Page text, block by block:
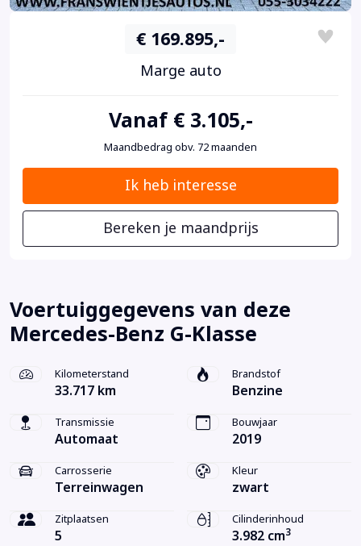
€ 169.895,-
Marge auto
Vanaf € 3.105,-
Maandbedrag obv. 72 maanden
Ik heb interesse
Bereken je maandprijs
Voertuiggegevens van deze
Mercedes-Benz G-Klasse
Kilometerstand
33.717 km
Brandstof
Benzine
Transmissie
Automaat
Bouwjaar
2019
Carrosserie
Terreinwagen
Kleur
zwart
Zitplaatsen
5
Cilinderinhoud
3.982 cm3